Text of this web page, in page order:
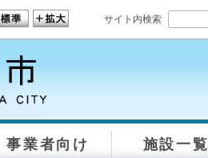
サイト内検索
事業者向け 施設一覧